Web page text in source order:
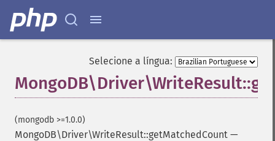
Selecione a língua:
(mongodb >=1.0.0)
MongoDB\Driver\WriteResult::getMatchedCount —